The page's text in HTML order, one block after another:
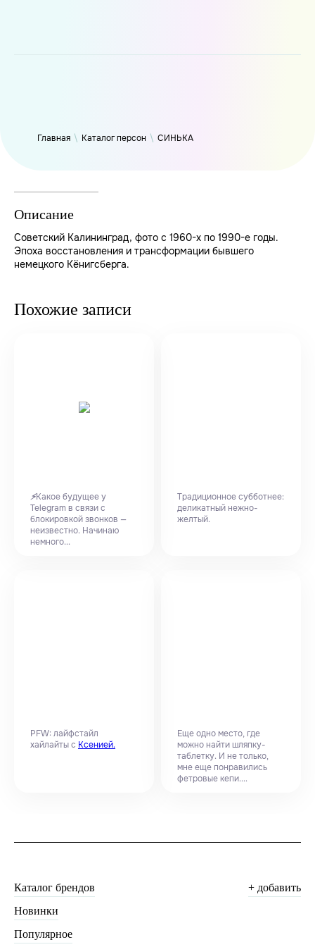
Главная \ Каталог персон \ СИНЬКА
Описание
Советский Калининград, фото с 1960-х по 1990-е годы.
Эпоха восстановления и трансформации бывшего
немецкого Кёнигсберга.
Похожие записи
⚡️Какое будущее у
Telegram в связи с
блокировкой звонков —
неизвестно. Начинаю
немного...
Традиционное субботнее:
деликатный нежно-
желтый.
PFW: лайфстайл
хайлайты с Ксенией.
Еще одно место, где
можно найти шляпку-
таблетку. И не только,
мне еще понравились
фетровые кепи....
Каталог брендов
Новинки
Популярное
+ добавить